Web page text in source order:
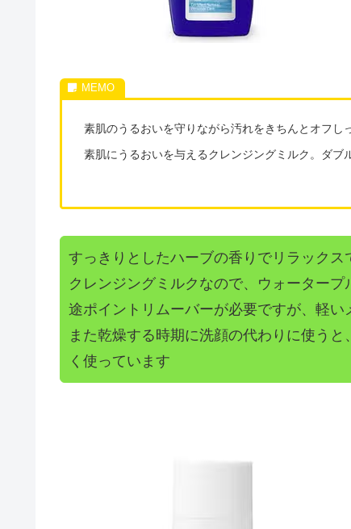
素肌のうるおいを守りながら汚れをきちんとオフし
素肌にうるおいを与えるクレンジングミルク。ダブ
すっきりとしたハーブの香りでリラックス
クレンジングミルクなので、ウォーター
途ポイントリムーバーが必要ですが、軽
また乾燥する時期に洗顔の代わりに使う
く使っています